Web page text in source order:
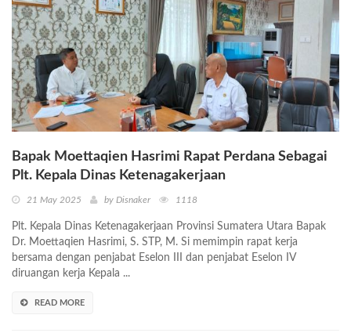
Bapak Moettaqien Hasrimi Rapat Perdana Sebagai
Plt. Kepala Dinas Ketenagakerjaan
21 May 2025 by Disnaker 1118
Plt. Kepala Dinas Ketenagakerjaan Provinsi Sumatera Utara Bapak
Dr. Moettaqien Hasrimi, S. STP, M. Si memimpin rapat kerja
bersama dengan penjabat Eselon III dan penjabat Eselon IV
diruangan kerja Kepala ...
READ MORE